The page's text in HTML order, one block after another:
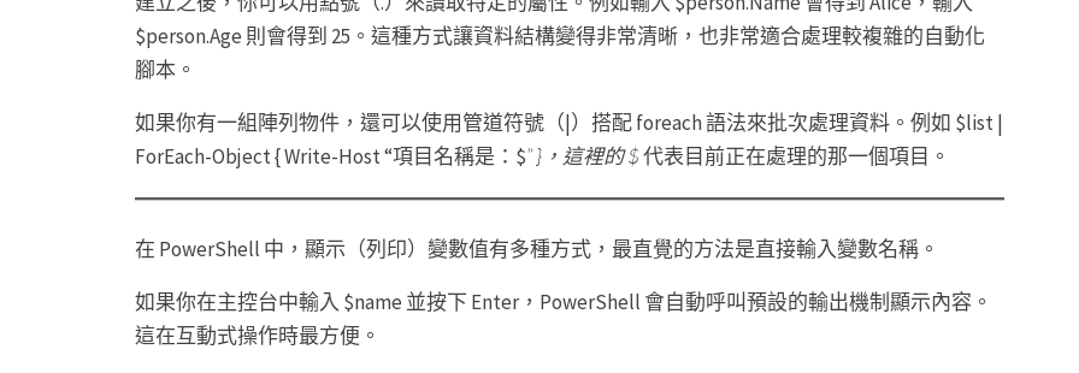
$person.Age 則會得到 25。這種方式讓資料結構變得非常清晰，也非常適合處理較複雜的自動化
腳本。
如果你有一組陣列物件，還可以使用管道符號（|）搭配 foreach 語法來批次處理資料。例如 $list |
ForEach-Object { Write-Host “項目名稱是：$” }，這裡的 $代表目前正在處理的那一個項目。
在 PowerShell 中，顯示（列印）變數值有多種方式，最直覺的方法是直接輸入變數名稱。
如果你在主控台中輸入 $name 並按下 Enter，PowerShell 會自動呼叫預設的輸出機制顯示內容。
這在互動式操作時最方便。